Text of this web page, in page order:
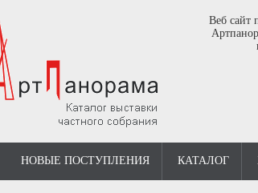
Веб сайт
НОВЫЕ ПОСТУПЛЕНИЯ КАТАЛОГ